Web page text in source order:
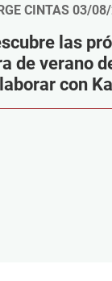
CINTAS 03/
las
de verano
con